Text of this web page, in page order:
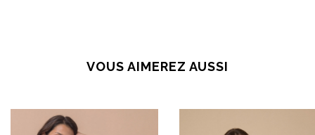
VOUS AIMEREZ AUSSI